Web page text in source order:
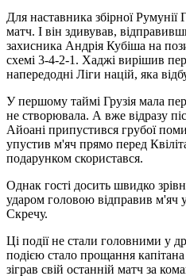
Для наставника збірної
матч. І він здивував,
захисника Андрія Кубіша на
схемі 3-4-2-1. Хаджі вирішив
напередодні Ліги націй, яка
У першому таймі Грузія мала
не створювала. А вже відразу
Айоані припустився грубої
упустив м'яч прямо перед
подарунком скористався.
Однак гості досить швидко
ударом головою відправив м'яч у
Скречу.
Ці події не стали головними у
подією стало прощання капітана
зіграв свій останній матч за